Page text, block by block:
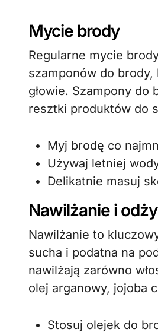
Mycie brody
Regularne mycie
szamponów do
głowie. Szampony do
resztki produktów do
Myj brodę co
Używaj letniej
Delikatnie masuj
Nawilżanie i
Nawilżanie to
sucha i podatna na
nawilżają zarówno
olej arganowy, jojoba
Stosuj olejek do